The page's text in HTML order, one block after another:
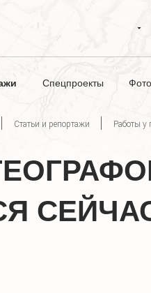
Спецпроекты
Статьи и репортажи Работы у